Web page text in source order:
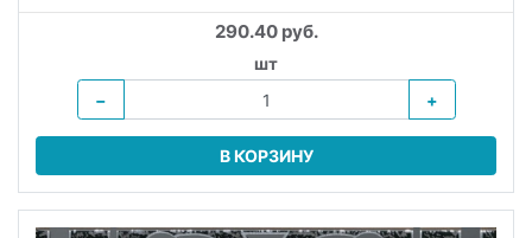
290.40 руб.
шт
−
+
В КОРЗИНУ